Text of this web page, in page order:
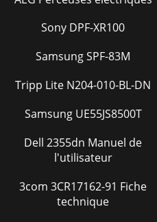
Sony DPF-XR100
Samsung SPF-83M
Tripp Lite N204-010-BL-DN
Samsung UE55JS8500T
Dell 2355dn Manuel de
l'utilisateur
3com 3CR17162-91 Fiche
technique